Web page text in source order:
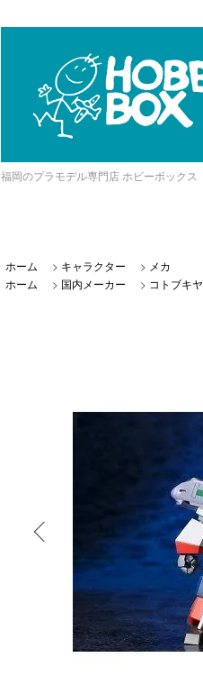
福岡のプラモデル専門店 ホビーボックス
ホーム > キャラクター > メカ
ホーム
> 国内メーカー > コトブキヤ